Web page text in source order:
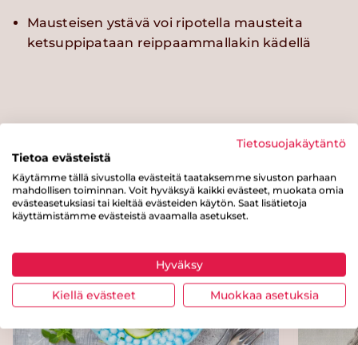
Mausteisen ystävä voi ripotella mausteita
ketsuppipataan reippaammallakin kädellä
Kokeile myös näitä reseptejä
Helppo
Tietosuojakäytäntö
Tietoa evästeistä
Käytämme tällä sivustolla evästeitä taataksemme sivuston parhaan
mahdollisen toiminnan. Voit hyväksyä kaikki evästeet, muokata omia
evästeasetuksiasi tai kieltää evästeiden käytön. Saat lisätietoja
käyttämistämme evästeistä avaamalla asetukset.
Hyväksy
Kiellä evästeet Muokkaa asetuksia